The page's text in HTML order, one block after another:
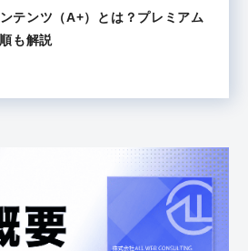
テンツ（A+）とは？プレミアム
も解説